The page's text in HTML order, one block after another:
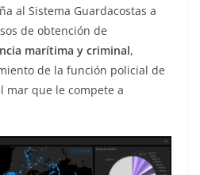
al Sistema Guardacostas a
de obtención de
marítima y criminal,
de la función policial de
mar que le compete a